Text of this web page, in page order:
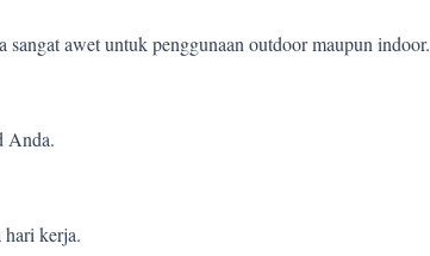
awet untuk penggunaan outdoor maupun indoor.
Anda.
hari kerja.